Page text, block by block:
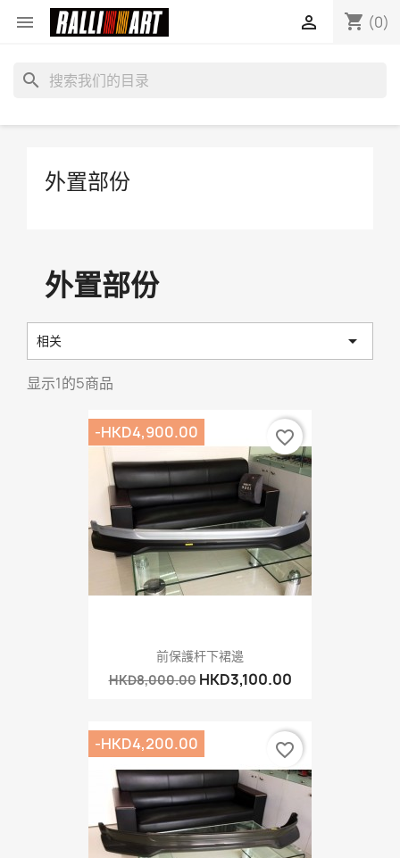
 shopping_cart (0)

search
外置部份
外置部份
相关 
显示1的5商品
前保護杆下裙邊
HKD8,000.00 HKD3,100.00
-HKD4,900.00 favorite_border
-HKD4,200.00 favorite_border